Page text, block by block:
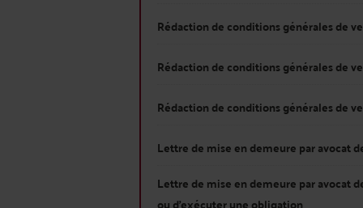
Rédaction de conditions générales de
Rédaction de conditions générales de
Rédaction de conditions générales de
Lettre de mise en demeure par avocat
Lettre de mise en demeure par avocat